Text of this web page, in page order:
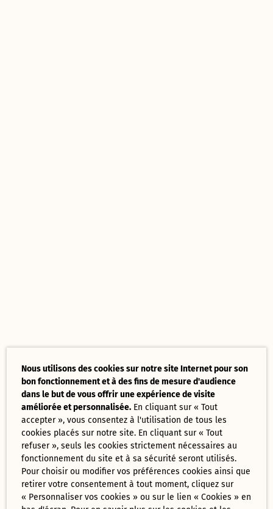
Nous utilisons des cookies sur notre site Internet pour son
bon fonctionnement et à des fins de mesure d'audience
dans le but de vous offrir une expérience de visite
améliorée et personnalisée. En cliquant sur « Tout
accepter », vous consentez à l'utilisation de tous les
cookies placés sur notre site. En cliquant sur « Tout
refuser », seuls les cookies strictement nécessaires au
fonctionnement du site et à sa sécurité seront utilisés.
Pour choisir ou modifier vos préférences cookies ainsi que
retirer votre consentement à tout moment, cliquez sur
« Personnaliser vos cookies » ou sur le lien « Cookies » en